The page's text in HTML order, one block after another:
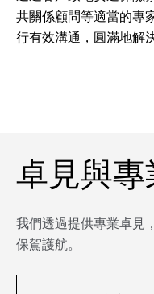
共關係顧問等適當的專
行有效溝通，圓滿地解
卓見與專
我們透過提供專業卓見
保駕護航。